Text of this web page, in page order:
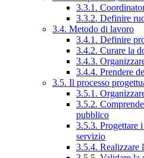
3.3.1.
3.3.2. Definire
3.4. Metodo di lavoro
3.4.1. Definire
3.4.2. Curare la
3.4.3.
3.4.4. Prendere
3.5. Il processo
3.5.1.
3.5.2.
pubblico
3.5.3. Progettare
servizio
3.5.4. Realizzare